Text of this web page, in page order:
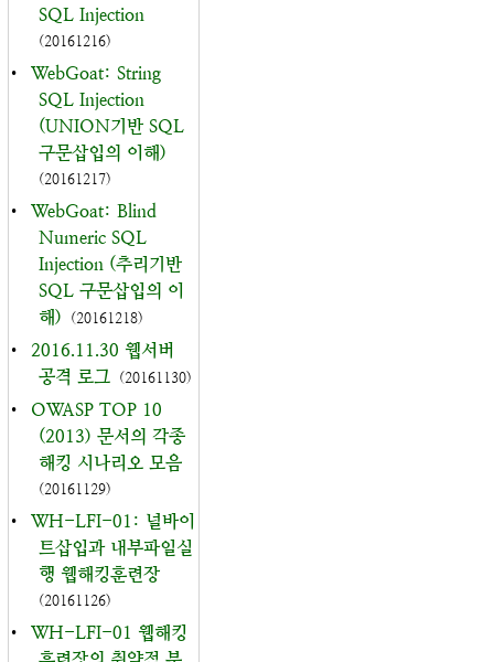
SQL Injection
(20161216)
•
WebGoat: String
SQL Injection
(UNION기반 SQL
구문삽입의 이해)
(20161217)
•
WebGoat: Blind
Numeric SQL
Injection (추리기반
SQL 구문삽입의 이
해)
(20161218)
•
2016.11.30 웹서버
공격 로그 (20161130)
•
OWASP TOP 10
(2013) 문서의 각종
해킹 시나리오 모음
(20161129)
•
WH-LFI-01: 널바이
트삽입과 내부파일실
행 웹해킹훈련장
(20161126)
•
WH-LFI-01 웹해킹